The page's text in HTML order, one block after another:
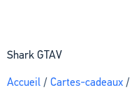
Shark GTAV
Accueil /Cartes-cadeaux /